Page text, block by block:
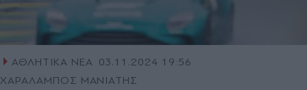
ΑΘΛΗΤΙΚΑ ΝΕΑ 03.11.2024 19:56
ΧΑΡΑΛΑΜΠΟΣ ΜΑΝΙΑΤΗΣ